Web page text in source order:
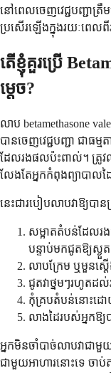
នៅពេលចេញវេជ្ជបញ្ជាត្រឹ
ប្រសើរឡើងក្នុងរយៈពេលពី
តើខ្ញុំគួរប្រើ
ម្តេច?
លាប betamethasone
បានចេញវេជ្ជបញ្ជា ជាធម្
ដែលរងផលប៉ះពាល់។ ត្រូវ
លែងតែអ្នកកំពុងព្យាបាលដ
នេះជារបៀបលាបវាឱ្យបាន
សម្អាតតំបន់ដែល
បន្ទាប់មកជូតឱ្យស្ងួត
លាបក្រែម ឬមួនស្
ជូតវាថ្នមៗរហូតដ
កុំគ្របតំបន់នោះដោយ
លាងដៃរបស់អ្នកឱ្យ
អ្នកមិនចាំបាច់លាបវាជា
ជាមួយអាហារនោះទេ ចា